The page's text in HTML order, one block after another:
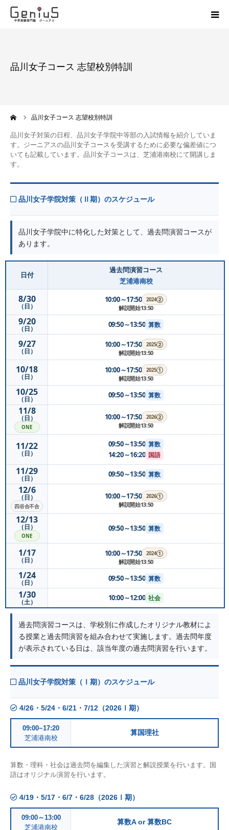
品川女子コース 志望校別特訓
品川女子コース 志望校別特訓
品川女子対策の日程、品川女子学院中等部の入試情報を紹介していま
す。ジーニアスの品川女子コースを受講するために必要な偏差値につ
いても記載しています。品川女子コースは、芝浦港南校にて開講しま
す。
品川女子学院対策（Ⅱ期）のスケジュール
品川女子学院中に特化した対策として、過去問演習コースが
あります。
日付
過去問演習コース
芝浦港南校
8/30
（日）
10:00～17:50 2024②
解説開始13:50
9/20
（日） 09:50～13:50 算数
9/27
（日）
10:00～17:50 2025②
解説開始13:50
10/18
（日）
10:00～17:50 2025①
解説開始13:50
10/25
（日） 09:50～13:50 算数
11/8
（日）
ONE
10:00～17:50 2026②
解説開始13:50
11/22
（日）
09:50～13:50 算数
14:20～16:20 国語
11/29
（日） 09:50～13:50 算数
12/6
（日）
四谷合不合
10:00～17:50 2026①
解説開始13:50
12/13
（日）
ONE
09:50～13:50 算数
1/17
（日）
10:00～17:50 2024①
解説開始13:50
1/24
（日） 09:50～13:50 算数
1/30
（土） 10:00～12:00 社会
過去問演習コースは、学校別に作成したオリジナル教材によ
る授業と過去問演習を組み合わせて実施します。過去問年度
が表示されている日は、該当年度の過去問演習を行います。
品川女子学院対策（Ⅰ期）のスケジュール
4/26・5/24・6/21・7/12（2026Ⅰ期）
09:00~17:20
芝浦港南校
算国理社
算数・理科・社会は過去問を編集した演習と解説授業を行います。国
語はオリジナル演習を行います。
4/19・5/17・6/7・6/28（2026Ⅰ期）
09:00～13:00
芝浦港南校
算数A or 算数BC
志望校別特訓
模試
動画
お問い合わせ